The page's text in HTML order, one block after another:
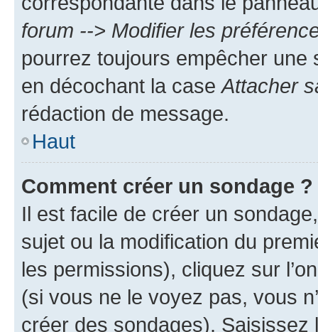
forum --> Modifier les
pourrez toujours empêcher une
en décochant la case Attacher
rédaction de message.
Haut
Comment créer un sondage ?
Il est facile de créer un
sujet ou la modification du
les permissions), cliquez sur
(si vous ne le voyez pas, vous
créer des sondages).